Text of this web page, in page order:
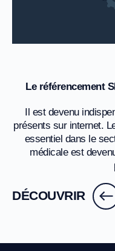
Le référencement
Il est devenu
présents sur internet.
essentiel dans le
médicale est
DÉCOUVRIR